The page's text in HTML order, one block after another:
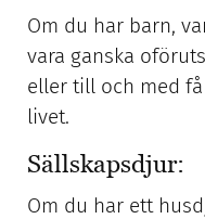
Om du har barn,
vara ganska
eller till och med
livet.
Sällskapsdjur:
Om du har ett